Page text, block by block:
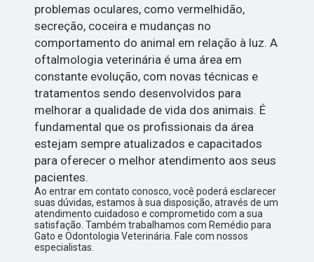
problemas oculares, como vermelhidão,
secreção, coceira e mudanças no
comportamento do animal em relação à luz. A
oftalmologia veterinária é uma área em
constante evolução, com novas técnicas e
tratamentos sendo desenvolvidos para
melhorar a qualidade de vida dos animais. É
fundamental que os profissionais da área
estejam sempre atualizados e capacitados
para oferecer o melhor atendimento aos seus
pacientes.
Ao entrar em contato conosco, você poderá esclarecer
suas dúvidas, estamos à sua disposição, através de um
atendimento cuidadoso e comprometido com a sua
satisfação. Também trabalhamos com Remédio para
Gato e Odontologia Veterinária. Fale com nossos
especialistas.